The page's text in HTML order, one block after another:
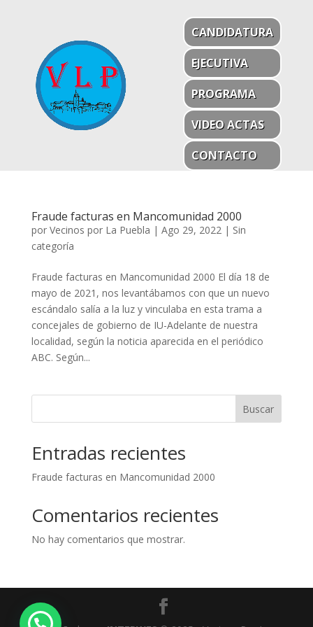
CANDIDATURA
EJECUTIVA
PROGRAMA
VIDEO ACTAS
CONTACTO
Fraude facturas en Mancomunidad 2000
por Vecinos por La Puebla | Ago 29, 2022| Sin
categoría
Fraude facturas en Mancomunidad 2000 El día 18 de
mayo de 2021, nos levantábamos con que un nuevo
escándalo salía a la luz y vinculaba en esta trama a
concejales de gobierno de IU-Adelante de nuestra
localidad, según la noticia aparecida en el periódico
ABC. Según...
Buscar
Entradas recientes
Fraude facturas en Mancomunidad 2000
Comentarios recientes
No hay comentarios que mostrar.